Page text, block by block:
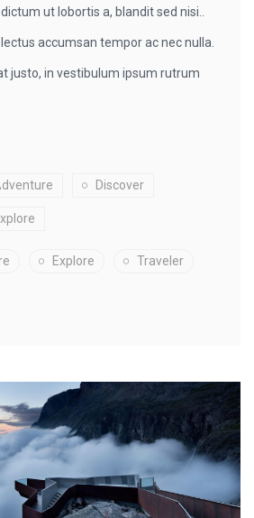
ut lobortis a, blandit sed nisi..
accumsan tempor ac nec nulla.
justo, in vestibulum ipsum rutrum
Discover
Explore Traveler